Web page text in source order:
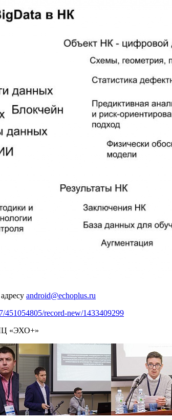
android@echoplus.ru
451054805/record-new/1433409299
«ЭХО+»